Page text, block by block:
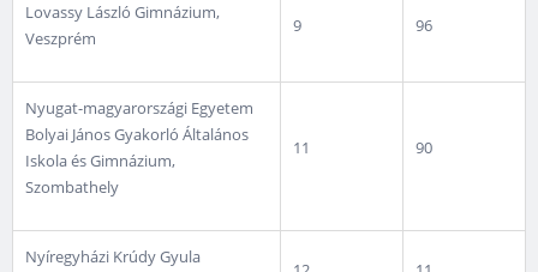
Lovassy László Gimnázium,
Veszprém
9 96
Nyugat-magyarországi Egyetem
Bolyai János Gyakorló Általános
Iskola és Gimnázium,
Szombathely
11 90
Nyíregyházi Krúdy Gyula